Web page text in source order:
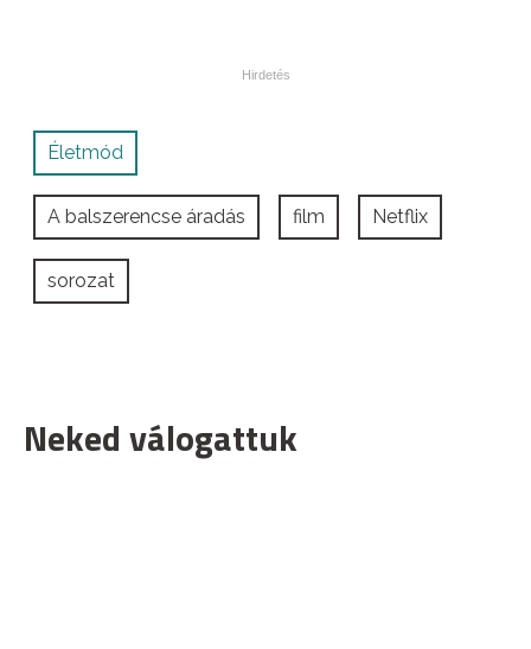
Életmód
A balszerencse áradás film Netflix
sorozat
Neked válogattuk